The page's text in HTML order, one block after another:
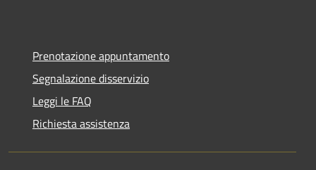
Prenotazione appuntamento
Segnalazione disservizio
Leggi le FAQ
Richiesta assistenza